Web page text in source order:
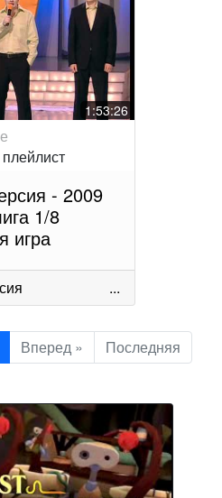
1:53:26
- 2009
1/8
игра
...
Вперед » Последняя